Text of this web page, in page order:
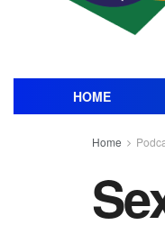
HOME
Home